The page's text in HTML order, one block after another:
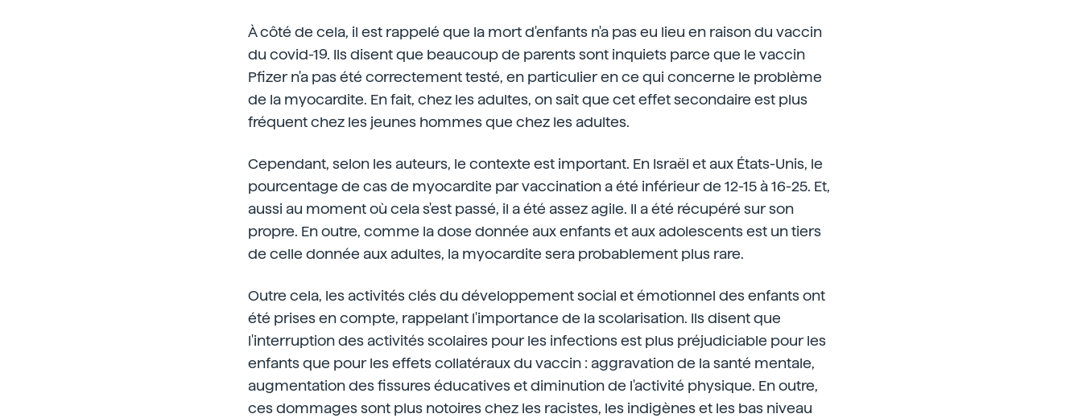
À côté de cela, il est rappelé que la mort d'enfants n'a pas eu lieu en raison du vaccin
du covid-19. Ils disent que beaucoup de parents sont inquiets parce que le vaccin
Pfizer n'a pas été correctement testé, en particulier en ce qui concerne le problème
de la myocardite. En fait, chez les adultes, on sait que cet effet secondaire est plus
fréquent chez les jeunes hommes que chez les adultes.
Cependant, selon les auteurs, le contexte est important. En Israël et aux États-Unis, le
pourcentage de cas de myocardite par vaccination a été inférieur de 12-15 à 16-25. Et,
aussi au moment où cela s'est passé, il a été assez agile. Il a été récupéré sur son
propre. En outre, comme la dose donnée aux enfants et aux adolescents est un tiers
de celle donnée aux adultes, la myocardite sera probablement plus rare.
Outre cela, les activités clés du développement social et émotionnel des enfants ont
été prises en compte, rappelant l'importance de la scolarisation. Ils disent que
l'interruption des activités scolaires pour les infections est plus préjudiciable pour les
enfants que pour les effets collatéraux du vaccin : aggravation de la santé mentale,
augmentation des fissures éducatives et diminution de l'activité physique. En outre,
ces dommages sont plus notoires chez les racistes, les indigènes et les bas niveau